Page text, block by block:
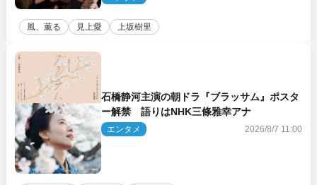
風、薫る 見上愛 上坂樹里
石橋静河主演の朝ドラ『ブラッサム』ポスタ
ー解禁 語りはNHK三條雅幸アナ
エンタメ 2026/8/7 11:00